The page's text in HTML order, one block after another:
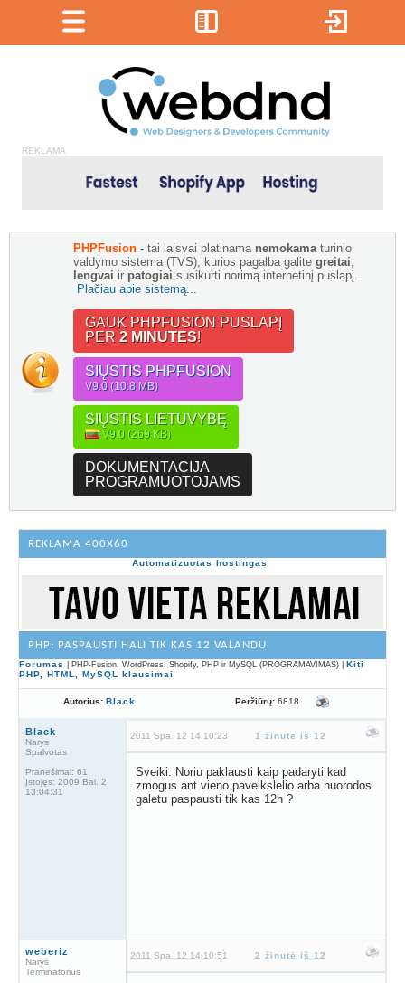
REKLAMA
PHPFusion - tai laisvai platinama nemokama turinio
valdymo sistema (TVS), kurios pagalba galite greitai
lengvai ir patogiai susikurti norimą internetinį puslapį.
Plačiau apie sistemą...
GAUK PHPFUSION PUSLAPĮ
PER 2 MINUTES!
SIŲSTIS PHPFUSION
V9.0 (10.8 MB)
SIŲSTIS LIETUVYBĘ
V9.0 (269 KB)
DOKUMENTACIJA
PROGRAMUOTOJAMS
REKLAMA 400X60
Automatizuotas hostingas
PHP: PASPAUSTI HALI TIK KAS 12 VALANDU
Forumas | PHP-Fusion, WordPress, Shopify, PHP ir MySQL (PROGRAMAVIMAS) | Kiti
PHP, HTML, MySQL klausimai
Autorius: Black Peržiūrų: 6818
Black
Narys
Spalvotas
Pranešimai: 61
Įstojęs: 2009 Bal. 2
13:04:31
2011 Spa. 12 14:10:23 1 žinutė iš 12
Sveiki. Noriu paklausti kaip padaryti kad
zmogus ant vieno paveikslelio arba nuorodos
galetu paspausti tik kas 12h ?
weberiz
Narys
Terminatorius
2011 Spa. 12 14:10:51 2 žinutė iš 12